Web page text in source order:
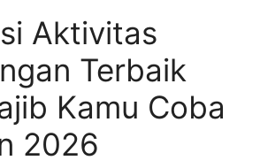
Aktivitas
Terbaik
Kamu Coba
2026